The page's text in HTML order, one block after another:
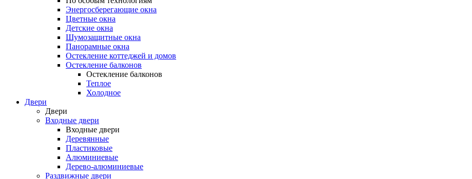
Энергосберегающие окна
Цветные окна
Детские окна
Шумозащитные окна
Панорамные окна
Остекление коттеджей и домов
Остекление балконов
Остекление балконов
Теплое
Холодное
Двери
Двери
Входные двери
Входные двери
Деревянные
Пластиковые
Алюминиевые
Дерево-алюминиевые
Раздвижные двери